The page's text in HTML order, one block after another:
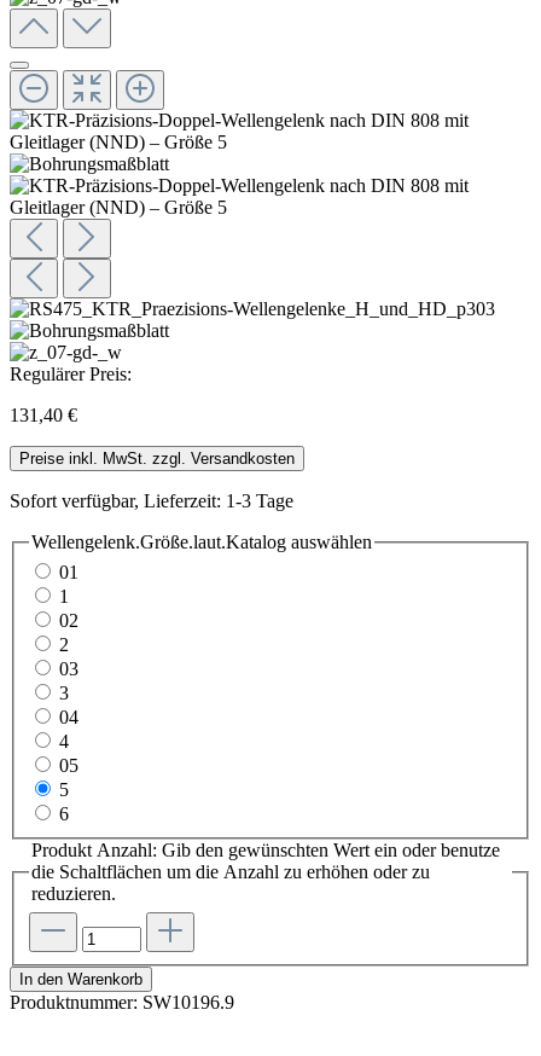
Regulärer Preis:
131,40 €
Preise inkl. MwSt. zzgl. Versandkosten
Sofort verfügbar, Lieferzeit: 1-3 Tage
Wellengelenk.Größe.laut.Katalog auswählen
01
1
02
2
03
3
04
4
05
5
6
Produkt Anzahl: Gib den gewünschten Wert ein oder benutze
die Schaltflächen um die Anzahl zu erhöhen oder zu
reduzieren.
In den Warenkorb
Produktnummer: SW10196.9